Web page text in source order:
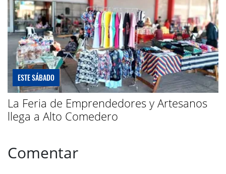
ESTE SÁBADO
La Feria de Emprendedores y Artesanos
llega a Alto Comedero
Comentar